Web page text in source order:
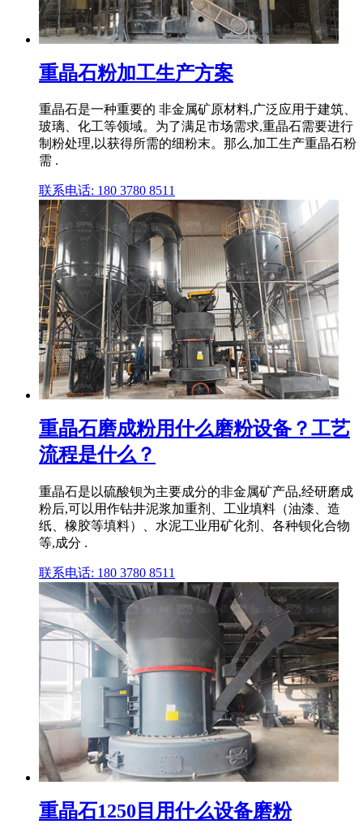
重晶石粉加工生产方案
重晶石是一种重要的 非金属矿原材料,广泛应用于建筑、
玻璃、化工等领域。为了满足市场需求,重晶石需要进行
制粉处理,以获得所需的细粉末。那么,加工生产重晶石粉
需 .
联系电话: 180 3780 8511
重晶石磨成粉用什么磨粉设备？工艺
流程是什么？
重晶石是以硫酸钡为主要成分的非金属矿产品,经研磨成
粉后,可以用作钻井泥浆加重剂、工业填料（油漆、造
纸、橡胶等填料）、水泥工业用矿化剂、各种钡化合物
等,成分 .
联系电话: 180 3780 8511
重晶石1250目用什么设备磨粉